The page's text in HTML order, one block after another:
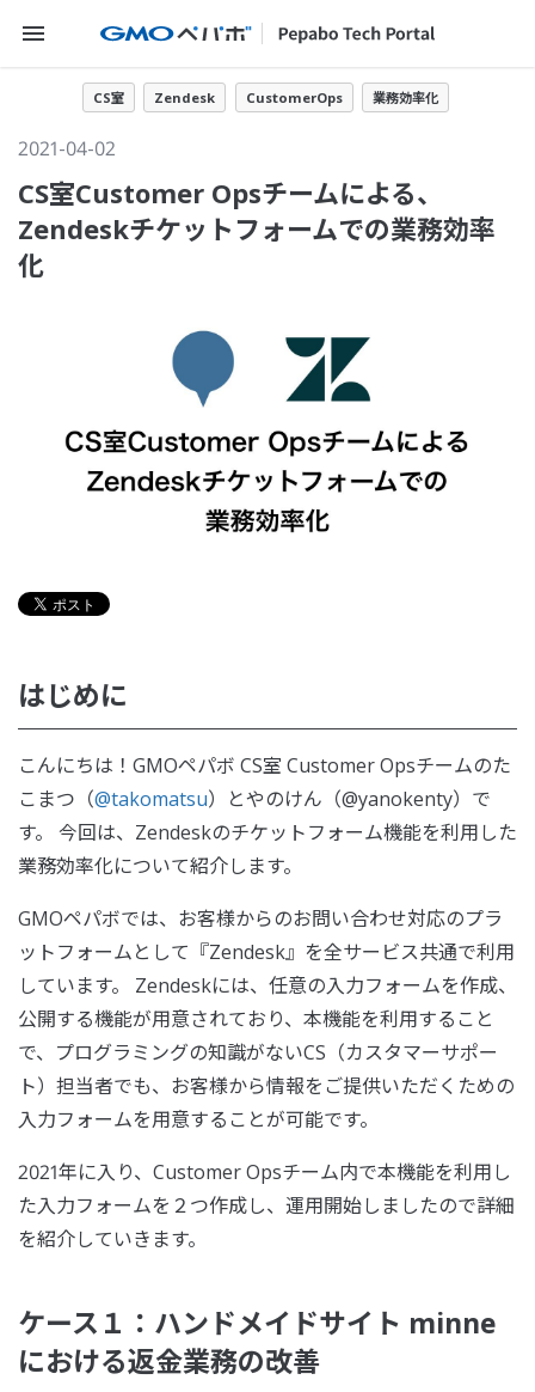
メニューを開く
CS室 Zendesk CustomerOps 業務効率化
2021-04-02
CS室Customer Opsチームによる、
Zendeskチケットフォームでの業務効率
化
はじめに
こんにちは！GMOペパボ CS室 Customer Opsチームのた
こまつ（@takomatsu）とやのけん（@yanokenty）で
す。 今回は、Zendeskのチケットフォーム機能を利用した
業務効率化について紹介します。
GMOペパボでは、お客様からのお問い合わせ対応のプラ
ットフォームとして『Zendesk』を全サービス共通で利用
しています。 Zendeskには、任意の入力フォームを作成、
公開する機能が用意されており、本機能を利用すること
で、プログラミングの知識がないCS（カスタマーサポー
ト）担当者でも、お客様から情報をご提供いただくための
入力フォームを用意することが可能です。
2021年に入り、Customer Opsチーム内で本機能を利用し
た入力フォームを２つ作成し、運用開始しましたので詳細
を紹介していきます。
ケース１：ハンドメイドサイト minne
における返金業務の改善